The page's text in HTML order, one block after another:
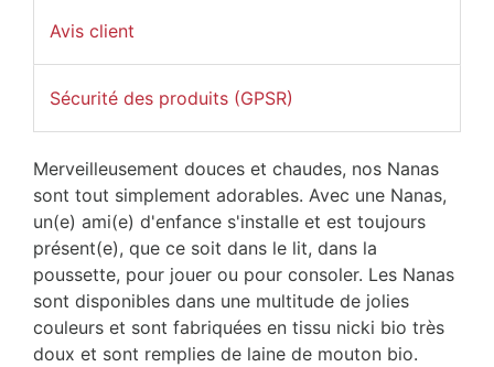
Avis client
Sécurité des produits (GPSR)
Merveilleusement douces et chaudes, nos Nanas
sont tout simplement adorables. Avec une Nanas,
un(e) ami(e) d'enfance s'installe et est toujours
présent(e), que ce soit dans le lit, dans la
poussette, pour jouer ou pour consoler. Les Nanas
sont disponibles dans une multitude de jolies
couleurs et sont fabriquées en tissu nicki bio très
doux et sont remplies de laine de mouton bio.